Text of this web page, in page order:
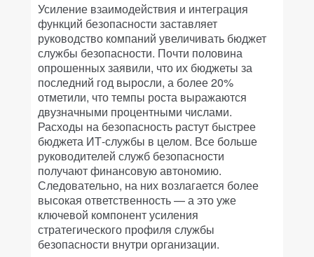
Усиление взаимодействия и интеграция
функций безопасности заставляет
руководство компаний увеличивать бюджет
службы безопасности. Почти половина
опрошенных заявили, что их бюджеты за
последний год выросли, а более 20%
отметили, что темпы роста выражаются
двузначными процентными числами.
Расходы на безопасность растут быстрее
бюджета ИТ-службы в целом. Все больше
руководителей служб безопасности
получают финансовую автономию.
Следовательно, на них возлагается более
высокая ответственность — а это уже
ключевой компонент усиления
стратегического профиля службы
безопасности внутри организации.